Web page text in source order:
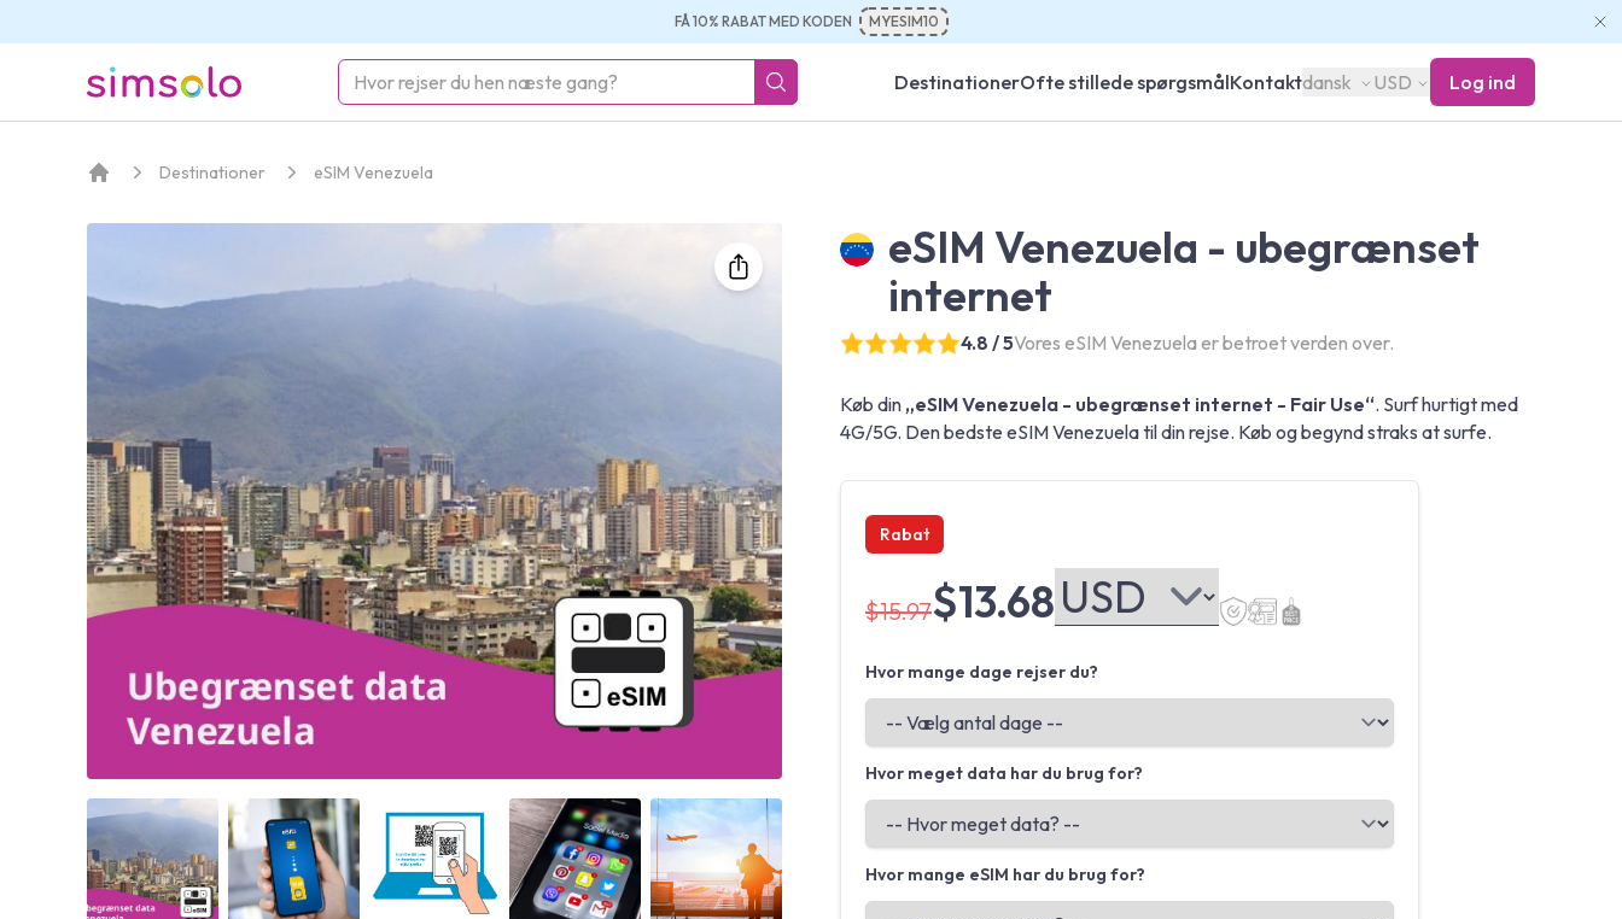
FÅ 10% RABAT MED KODEN MYESIM10
simsolo DestinationerOfte stillede spørgsmålKontaktdansk USD Log ind
Destinationer eSIM Venezuela
Angled view Angled view Angled view Angled view Angled view
eSIM Venezuela - ubegrænset
internet
4.8 / 5Vores eSIM Venezuela er betroet verden over.
Køb din „eSIM Venezuela - ubegrænset internet - Fair Use“. Surf hurtigt med
4G/5G. Den bedste eSIM Venezuela til din rejse. Køb og begynd straks at surfe.
Rabat
$15.97$13.68
Hvor mange dage rejser du?
Hvor meget data har du brug for?
Hvor mange eSIM har du brug for?